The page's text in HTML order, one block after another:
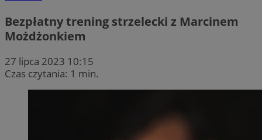
Bezpłatny trening strzelecki z Marcinem
Możdżonkiem
27 lipca 2023 10:15
Czas czytania: 1 min.